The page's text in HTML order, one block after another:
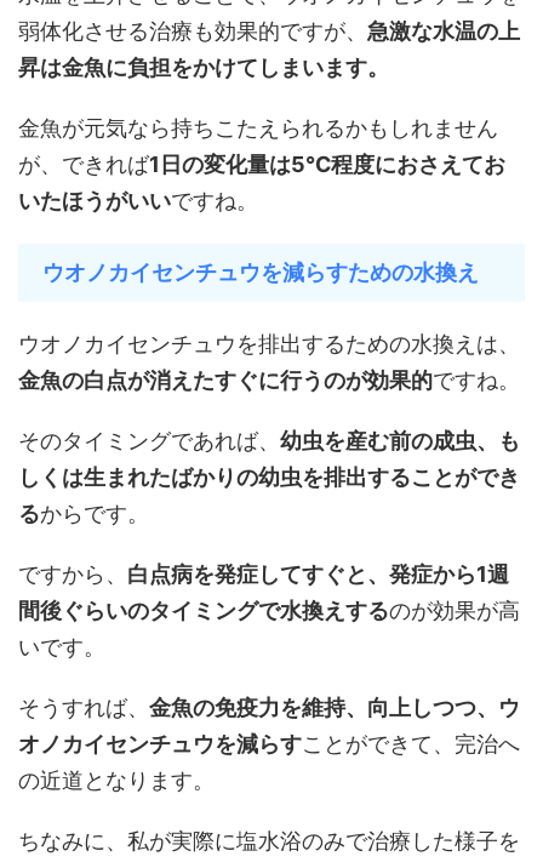
弱体化させる治療も効果的ですが、 急激な水温の上
昇は金魚に負担をかけてしまいます。
金魚が元気なら持ちこたえられるかもしれません
が、できれば1日の変化量は5℃程度におさえてお
いたほうがいいですね。
ウオノカイセンチュウを減らすための水換え
ウオノカイセンチュウを排出するための水換えは、
金魚の白点が消えたすぐに行うのが効果的ですね。
そのタイミングであれば、 幼虫を産む前の成虫、も
しくは生まれたばかりの幼虫を排出することができ
るからです。
ですから、 白点病を発症してすぐと、発症から1週
間後ぐらいのタイミングで水換えするのが効果が高
いです。
そうすれば、 金魚の免疫力を維持、向上しつつ、ウ
オノカイセンチュウを減らすことができて、完治へ
の近道となります。
ちなみに、私が実際に塩水浴のみで治療した様子を